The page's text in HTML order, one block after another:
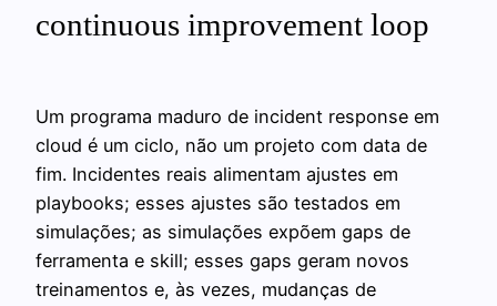
continuous improvement loop
Um programa maduro de incident response em
cloud é um ciclo, não um projeto com data de
fim. Incidentes reais alimentam ajustes em
playbooks; esses ajustes são testados em
simulações; as simulações expõem gaps de
ferramenta e skill; esses gaps geram novos
treinamentos e, às vezes, mudanças de